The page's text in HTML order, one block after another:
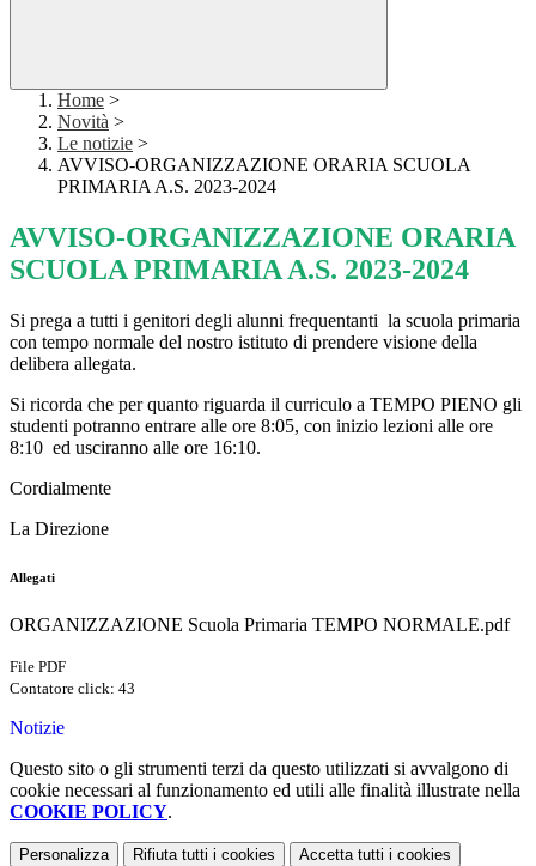
Home >
Novità >
Le notizie >
AVVISO-ORGANIZZAZIONE ORARIA SCUOLA
PRIMARIA A.S. 2023-2024
AVVISO-ORGANIZZAZIONE ORARIA
SCUOLA PRIMARIA A.S. 2023-2024
Si prega a tutti i genitori degli alunni frequentanti la scuola primaria
con tempo normale del nostro istituto di prendere visione della
delibera allegata.
Si ricorda che per quanto riguarda il curriculo a TEMPO PIENO gli
studenti potranno entrare alle ore 8:05, con inizio lezioni alle ore
8:10 ed usciranno alle ore 16:10.
Cordialmente
La Direzione
Allegati
ORGANIZZAZIONE Scuola Primaria TEMPO NORMALE.pdf
File PDF
Contatore click: 43
Notizie
Questo sito o gli strumenti terzi da questo utilizzati si avvalgono di
cookie necessari al funzionamento ed utili alle finalità illustrate nella
COOKIE POLICY.
Personalizza Rifiuta tutti i cookies Accetta tutti i cookies